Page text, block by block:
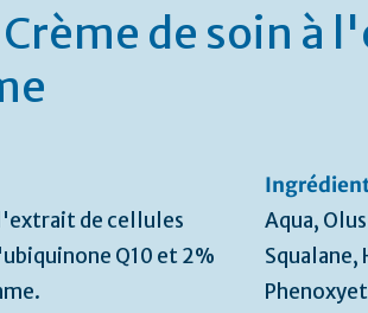
Crème de soin à
l'extrait de cellules
Q10 et 2%
Aqua,